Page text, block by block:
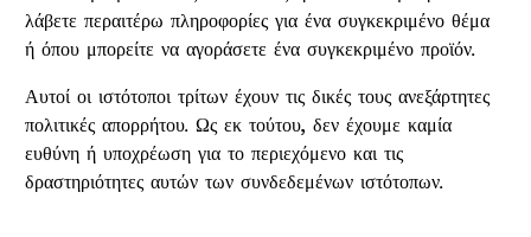
λάβετε περαιτέρω πληροφορίες για ένα συγκεκριμένο θέμα
ή όπου μπορείτε να αγοράσετε ένα συγκεκριμένο προϊόν.
Αυτοί οι ιστότοποι τρίτων έχουν τις δικές τους ανεξάρτητες
πολιτικές απορρήτου. Ως εκ τούτου, δεν έχουμε καμία
ευθύνη ή υποχρέωση για το περιεχόμενο και τις
δραστηριότητες αυτών των συνδεδεμένων ιστότοπων.